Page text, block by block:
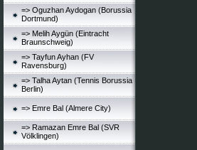
=> Oguzhan Aydogan (Borussia
Dortmund)
=> Melih Aygün (Eintracht
Braunschweig)
=> Tayfun Ayhan (FV
Ravensburg)
=> Talha Aytan (Tennis Borussia
Berlin)
=> Emre Bal (Almere City)
=> Ramazan Emre Bal (SVR
Völklingen)